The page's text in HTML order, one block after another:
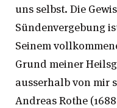
uns selbst. Die
Sündenvergebung
Seinem
Grund meiner
ausserhalb von mir
Andreas Rothe